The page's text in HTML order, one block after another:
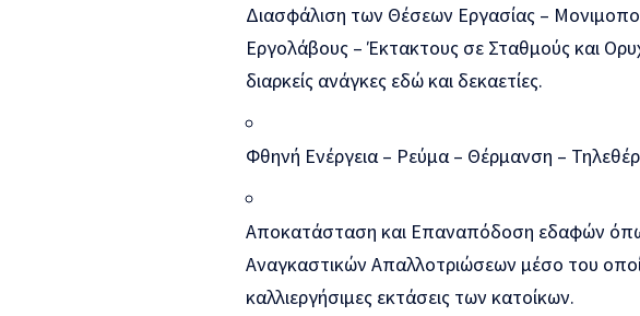
Διασφάλιση των Θέσεων Εργασίας –
Εργολάβους – Έκτακτους σε Σταθμούς και
διαρκείς ανάγκες εδώ και δεκαετίες.
Φθηνή Ενέργεια – Ρεύμα – Θέρμανση –
Αποκατάσταση και Επαναπόδοση εδαφών
Αναγκαστικών Απαλλοτριώσεων μέσο του
καλλιεργήσιμες εκτάσεις των κατοίκων.